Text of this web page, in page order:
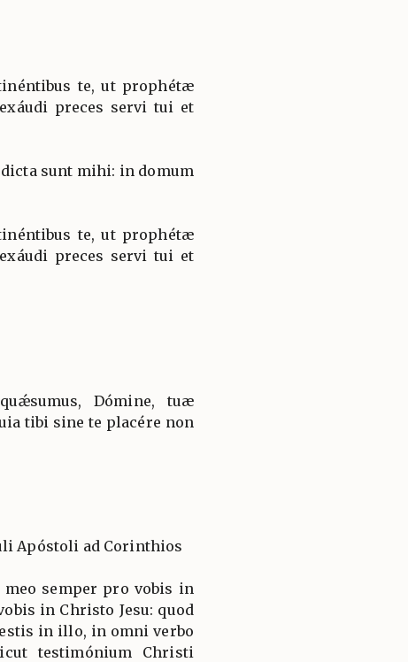
te, ut prophétæ
preces servi tui et
sunt mihi: in domum
te, ut prophétæ
preces servi tui et
Dómine, tuæ
tibi sine te placére non
Apóstoli ad Corinthios
meo semper pro vobis in
in Christo Jesu: quod
in illo, in omni verbo
testimónium Christi